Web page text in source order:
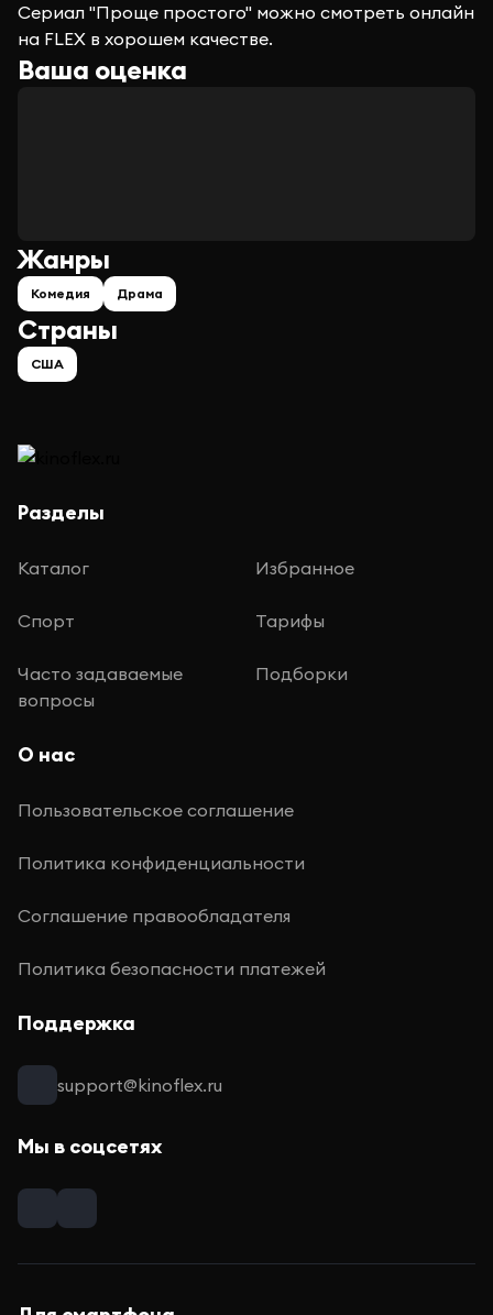
Сериал "Проще простого" можно смотреть онлайн
на FLEX в хорошем качестве.
Ваша оценка
Страны
США
Жанры
Комедия Драма
Разделы
Каталог Избранное
Спорт Тарифы
Часто задаваемые
вопросы
Подборки
О нас
Пользовательское соглашение
Политика конфиденциальности
Соглашение правообладателя
Политика безопасности платежей
Поддержка
support@kinoflex.ru
Мы в соцсетях